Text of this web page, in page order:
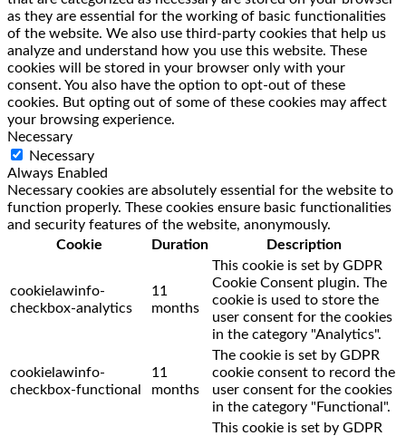
as they are essential for the working of basic functionalities
of the website. We also use third-party cookies that help us
analyze and understand how you use this website. These
cookies will be stored in your browser only with your
consent. You also have the option to opt-out of these
cookies. But opting out of some of these cookies may affect
your browsing experience.
Necessary
Necessary
Always Enabled
Necessary cookies are absolutely essential for the website to
function properly. These cookies ensure basic functionalities
and security features of the website, anonymously.
Cookie
Duration Description
cookielawinfo-
checkbox-analytics
11
months
This cookie is set by GDPR
Cookie Consent plugin. The
cookie is used to store the
user consent for the cookies
in the category "Analytics".
cookielawinfo-
checkbox-functional
11
months
The cookie is set by GDPR
cookie consent to record the
user consent for the cookies
in the category "Functional".
This cookie is set by GDPR